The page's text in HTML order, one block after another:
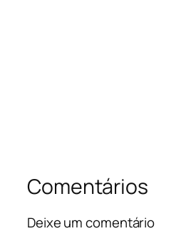
Comentários
Deixe um comentário